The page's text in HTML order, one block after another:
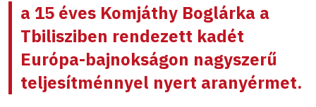
a 15 éves Komjáthy Boglárka a
Tbilisziben rendezett kadét
Európa-bajnokságon nagyszerű
teljesítménnyel nyert aranyérmet.